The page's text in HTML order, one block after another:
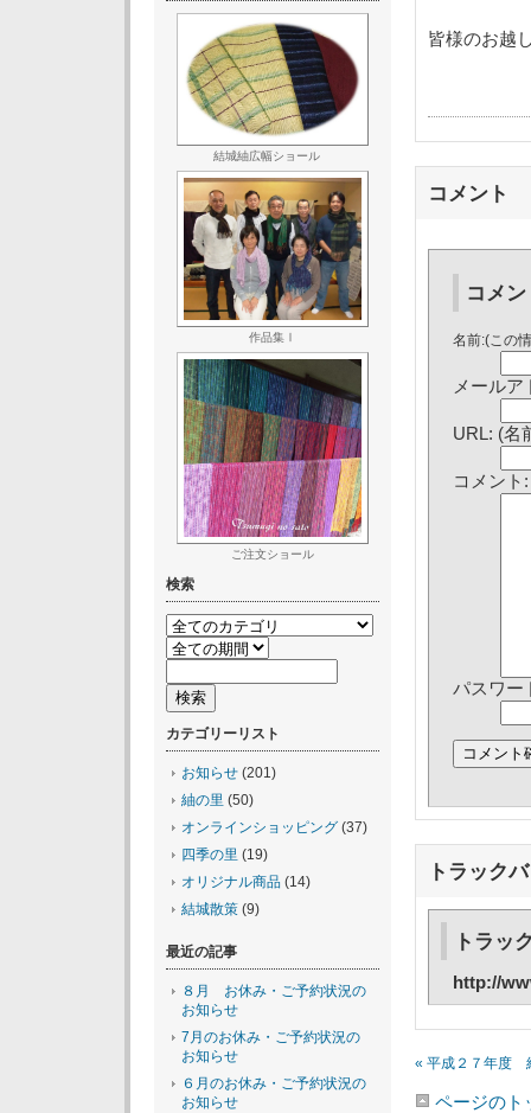
皆様のお越
コメント
コメ
名前:(この
メール
URL: (名
コメント:
パスワー
トラック
トラッ
http://
« 平成２７年度
ページのト
結城紬広幅ショール
作品集Ⅰ
ご注文ショール
検索
カテゴリーリスト
お知らせ (201)
紬の里 (50)
オンラインショッピング (37)
四季の里 (19)
オリジナル商品 (14)
結城散策 (9)
最近の記事
８月 お休み・ご予約状況の
お知らせ
7月のお休み・ご予約状況の
お知らせ
６月のお休み・ご予約状況の
お知らせ